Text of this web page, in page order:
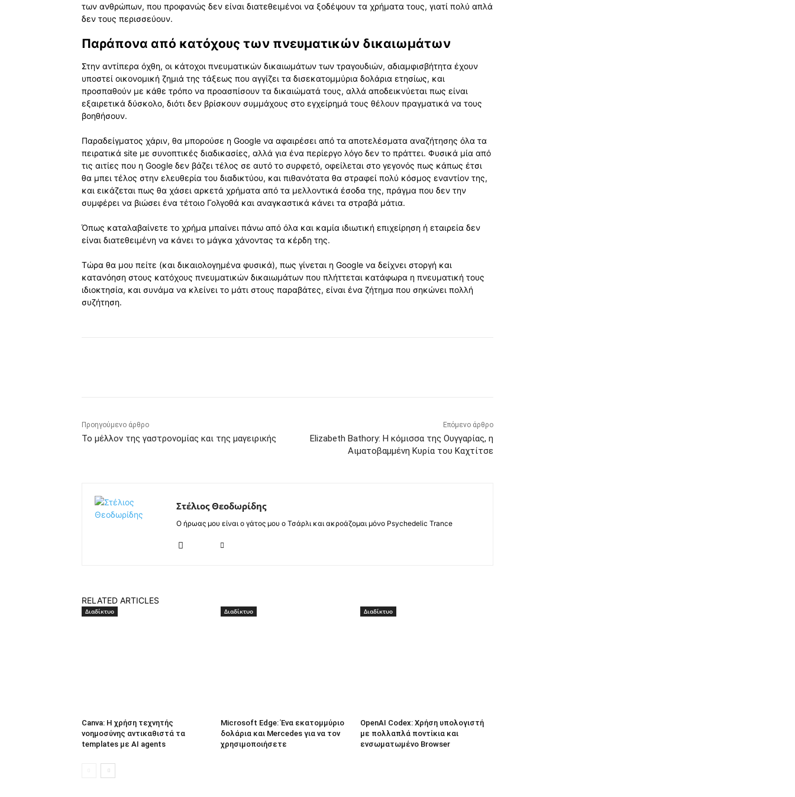
των ανθρώπων, που προφανώς δεν είναι διατεθειμένοι να ξοδέψουν τα χρήματα τους, γιατί πολύ απλά
δεν τους περισσεύουν.
Παράπονα από κατόχους των πνευματικών δικαιωμάτων
Στην αντίπερα όχθη, οι κάτοχοι πνευματικών δικαιωμάτων των τραγουδιών, αδιαμφισβήτητα έχουν
υποστεί οικονομική ζημιά της τάξεως που αγγίζει τα δισεκατομμύρια δολάρια ετησίως, και
προσπαθούν με κάθε τρόπο να προασπίσουν τα δικαιώματά τους, αλλά αποδεικνύεται πως είναι
εξαιρετικά δύσκολο, διότι δεν βρίσκουν συμμάχους στο εγχείρημά τους θέλουν πραγματικά να τους
βοηθήσουν.
Παραδείγματος χάριν, θα μπορούσε η Google να αφαιρέσει από τα αποτελέσματα αναζήτησης όλα τα
πειρατικά site με συνοπτικές διαδικασίες, αλλά για ένα περίεργο λόγο δεν το πράττει. Φυσικά μία από
τις αιτίες που η Google δεν βάζει τέλος σε αυτό το συρφετό, οφείλεται στο γεγονός πως κάπως έτσι
θα μπει τέλος στην ελευθερία του διαδικτύου, και πιθανότατα θα στραφεί πολύ κόσμος εναντίον της,
και εικάζεται πως θα χάσει αρκετά χρήματα από τα μελλοντικά έσοδα της, πράγμα που δεν την
συμφέρει να βιώσει ένα τέτοιο Γολγοθά και αναγκαστικά κάνει τα στραβά μάτια.
Όπως καταλαβαίνετε το χρήμα μπαίνει πάνω από όλα και καμία ιδιωτική επιχείρηση ή εταιρεία δεν
είναι διατεθειμένη να κάνει το μάγκα χάνοντας τα κέρδη της.
Τώρα θα μου πείτε (και δικαιολογημένα φυσικά), πως γίνεται η Google να δείχνει στοργή και
κατανόηση στους κατόχους πνευματικών δικαιωμάτων που πλήττεται κατάφωρα η πνευματική τους
ιδιοκτησία, και συνάμα να κλείνει το μάτι στους παραβάτες, είναι ένα ζήτημα που σηκώνει πολλή
συζήτηση.
Προηγούμενο άρθρο
Το μέλλον της γαστρονομίας και της μαγειρικής
Επόμενο άρθρο
Elizabeth Bathory: Η κόμισσα της Ουγγαρίας, η
Αιματοβαμμένη Κυρία του Καχτίτσε
Στέλιος Θεοδωρίδης
Ο ήρωας μου είναι ο γάτος μου ο Τσάρλι και ακροάζομαι μόνο Psychedelic Trance
RELATED ARTICLES
Διαδίκτυο
Canva: Η χρήση τεχνητής
νοημοσύνης αντικαθιστά τα
templates με AI agents
Διαδίκτυο
Microsoft Edge: Ένα εκατομμύριο
δολάρια και Mercedes για να τον
χρησιμοποιήσετε
Διαδίκτυο
OpenAI Codex: Χρήση υπολογιστή
με πολλαπλά ποντίκια και
ενσωματωμένο Browser